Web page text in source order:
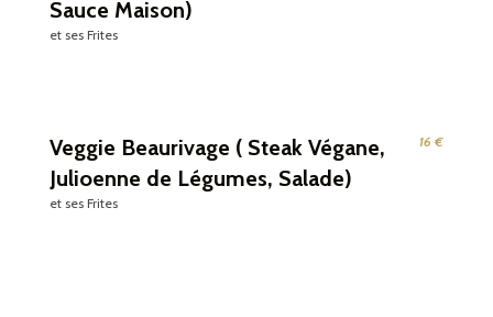
Sauce Maison)
et ses Frites
Veggie Beaurivage ( Steak Végane,
Julioenne de Légumes, Salade)
et ses Frites
16 €